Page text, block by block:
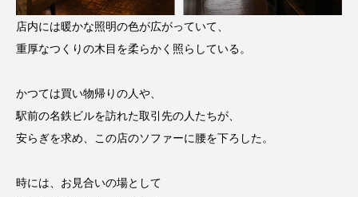
店内には暖かな照明の色が広がっていて、
重厚なつくりの木目を柔らかく照らしている。
かつては買い物帰りの人や、
駅前の名鉄ビルを訪れた取引先の人たちが、
安らぎを求め、この店のソファーに腰を下ろした。
時には、お見合いの場として